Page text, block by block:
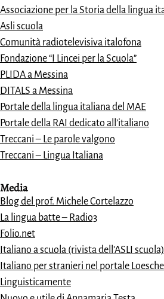
Associazione per la Storia della lingua
Asli scuola
Comunità radiotelevisiva italofona
Fondazione “I Lincei per la Scuola”
PLIDA a Messina
DITALS a Messina
Portale della lingua italiana del MAE
Portale della RAI dedicato all’italiano
Treccani – Le parole valgono
Treccani – Lingua Italiana
Media
Blog del prof. Michele Cortelazzo
La lingua batte – Radio3
Folio.net
Italiano a scuola (rivista dell’ASLI scuola)
Italiano per stranieri nel portale
Linguisticamente